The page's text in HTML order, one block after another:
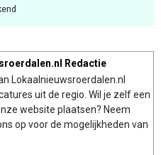
Redactie
Lokaalnieuwsroerdalen.nl
uit de regio. Wil je zelf een
website plaatsen? Neem
op voor de mogelijkheden van